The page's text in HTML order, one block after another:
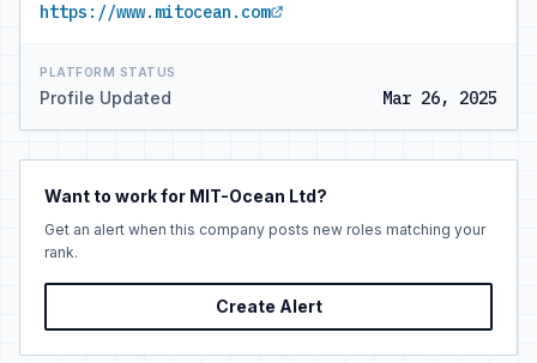
https://www.mitocean.com
PLATFORM STATUS
Profile Updated Mar 26, 2025
Want to work for MIT-Ocean Ltd?
Get an alert when this company posts new roles matching your
rank.
Create Alert